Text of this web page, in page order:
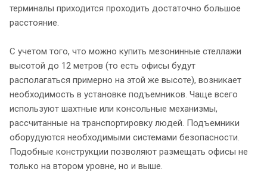
терминалы приходится проходить достаточно большое
расстояние.
С учетом того, что можно купить мезонинные стеллажи
высотой до 12 метров (то есть офисы будут
располагаться примерно на этой же высоте), возникает
необходимость в установке подъемников. Чаще всего
используют шахтные или консольные механизмы,
рассчитанные на транспортировку людей. Подъемники
оборудуются необходимыми системами безопасности.
Подобные конструкции позволяют размещать офисы не
только на втором уровне, но и выше.